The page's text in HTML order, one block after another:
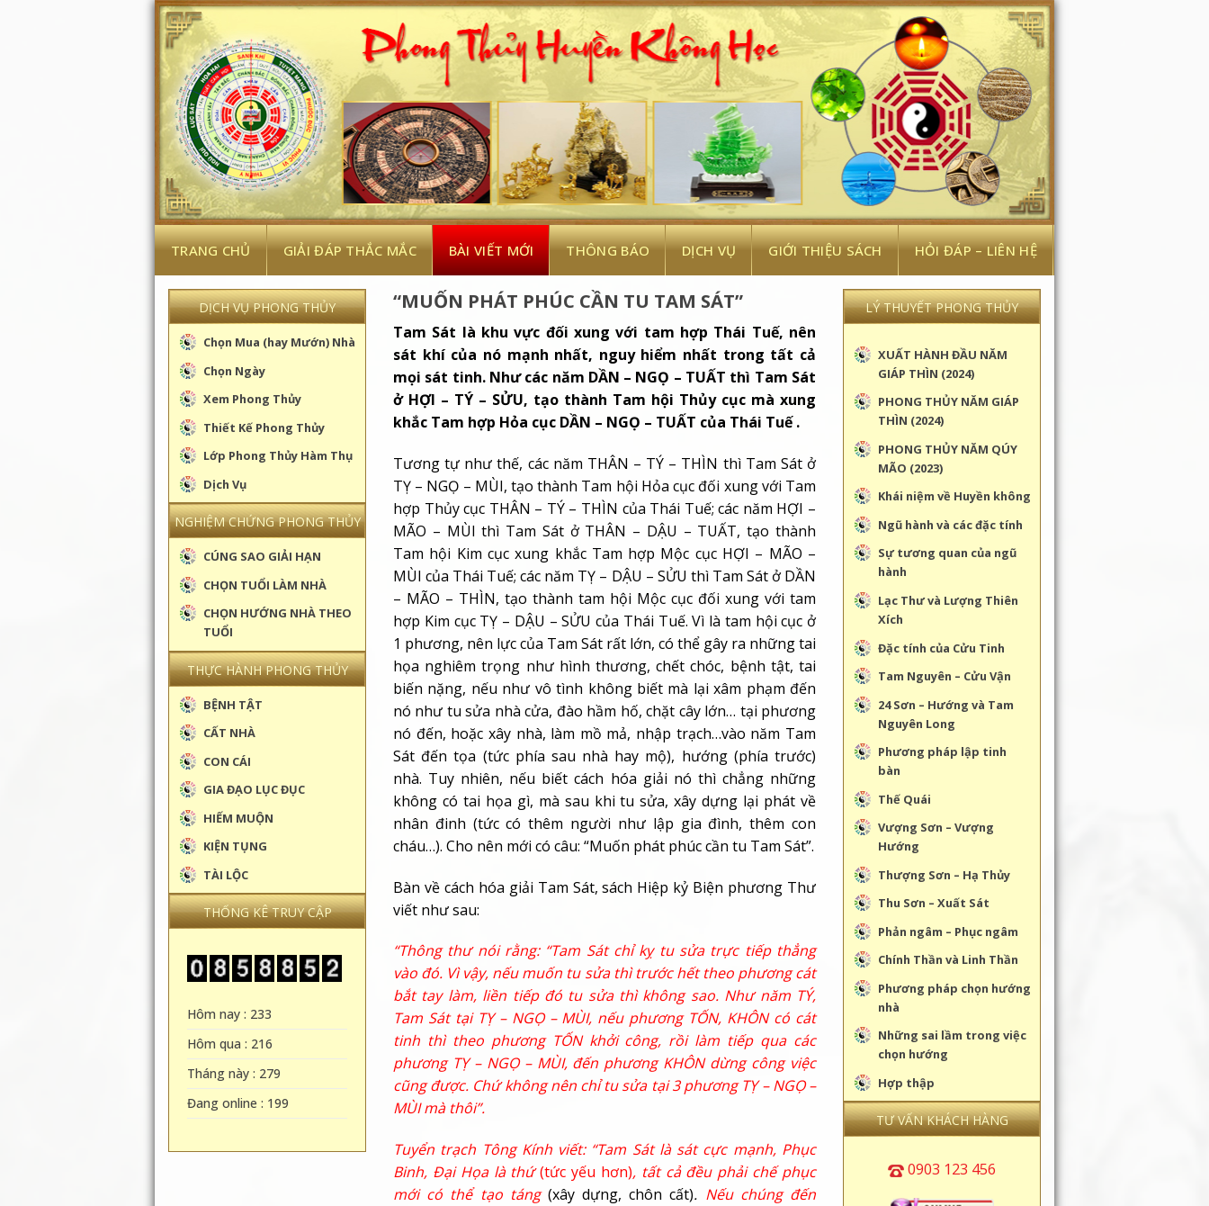
Skip
to
content
TRANG CHỦ GIẢI ĐÁP THẮC MẮC BÀI VIẾT MỚI THÔNG BÁO DỊCH VỤ GIỚI THIỆU SÁCH HỎI ĐÁP – LIÊN HỆ
DỊCH VỤ PHONG THỦY
Chọn Mua (hay Mướn) Nhà
Chọn Ngày
Xem Phong Thủy
Thiết Kế Phong Thủy
Lớp Phong Thủy Hàm Thụ
Dịch Vụ
NGHIỆM CHỨNG PHONG THỦY
CÚNG SAO GIẢI HẠN
CHỌN TUỔI LÀM NHÀ
CHỌN HƯỚNG NHÀ THEO
TUỔI
THỰC HÀNH PHONG THỦY
BỆNH TẬT
CẤT NHÀ
CON CÁI
GIA ĐẠO LỤC ĐỤC
HIẾM MUỘN
KIỆN TỤNG
TÀI LỘC
THỐNG KÊ TRUY CẬP
Hôm nay : 233
Hôm qua : 216
Tháng này : 279
Đang online : 199
“MUỐN PHÁT PHÚC CẦN TU TAM SÁT”
Tam Sát là khu vực đối xung với tam hợp Thái Tuế, nên
sát khí của nó mạnh nhất, nguy hiểm nhất trong tất cả
mọi sát tinh. Như các năm DẦN – NGỌ – TUẤT thì Tam Sát
ở HỢI – TÝ – SỬU, tạo thành Tam hội Thủy cục mà xung
khắc Tam hợp Hỏa cục DẦN – NGỌ – TUẤT của Thái Tuế .
Tương tự như thế, các năm THÂN – TÝ – THÌN thì Tam Sát ở
TỴ – NGỌ – MÙI, tạo thành Tam hội Hỏa cục đối xung với Tam
hợp Thủy cục THÂN – TÝ – THÌN của Thái Tuế; các năm HỢI –
MÃO – MÙI thì Tam Sát ở THÂN – DẬU – TUẤT, tạo thành
Tam hội Kim cục xung khắc Tam hợp Mộc cục HỢI – MÃO –
MÙI của Thái Tuế; các năm TỴ – DẬU – SỬU thì Tam Sát ở DẦN
– MÃO – THÌN, tạo thành tam hội Mộc cục đối xung với tam
hợp Kim cục TỴ – DẬU – SỬU của Thái Tuế. Vì là tam hội cục ở
1 phương, nên lực của Tam Sát rất lớn, có thể gây ra những tai
họa nghiêm trọng như hình thương, chết chóc, bệnh tật, tai
biến nặng, nếu như vô tình không biết mà lại xâm phạm đến
nó như tu sửa nhà cửa, đào hầm hố, chặt cây lớn… tại phương
nó đến, hoặc xây nhà, làm mồ mả, nhập trạch…vào năm Tam
Sát đến tọa (tức phía sau nhà hay mộ), hướng (phía trước)
nhà. Tuy nhiên, nếu biết cách hóa giải nó thì chẳng những
không có tai họa gì, mà sau khi tu sửa, xây dựng lại phát về
nhân đinh (tức có thêm người như lập gia đình, thêm con
cháu…). Cho nên mới có câu: “Muốn phát phúc cần tu Tam Sát”.
Bàn về cách hóa giải Tam Sát, sách Hiệp kỷ Biện phương Thư
viết như sau:
“Thông thư nói rằng: “Tam Sát chỉ kỵ tu sửa trực tiếp thẳng
vào đó. Vì vậy, nếu muốn tu sửa thì trước hết theo phương cát
bắt tay làm, liền tiếp đó tu sửa thì không sao. Như năm TÝ,
Tam Sát tại TỴ – NGỌ – MÙI, nếu phương TỐN, KHÔN có cát
tinh thì theo phương TỐN khởi công, rồi làm tiếp qua các
phương TỴ – NGỌ – MÙI, đến phương KHÔN dừng công việc
cũng được. Chứ không nên chỉ tu sửa tại 3 phương TỴ – NGỌ –
MÙI mà thôi”.
Tuyển trạch Tông Kính viết: “Tam Sát là sát cực mạnh, Phục
Binh, Đại Họa là thứ(tức yếu hơn), tất cả đều phải chế phục
mới có thể tạo táng (xây dựng, chôn cất). Nếu chúng đến
LÝ THUYẾT PHONG THỦY
XUẤT HÀNH ĐẦU NĂM
GIÁP THÌN (2024)
PHONG THỦY NĂM GIÁP
THÌN (2024)
PHONG THỦY NĂM QÚY
MÃO (2023)
Khái niệm về Huyền không
Ngũ hành và các đặc tính
Sự tương quan của ngũ
hành
Lạc Thư và Lượng Thiên
Xích
Đặc tính của Cửu Tinh
Tam Nguyên – Cửu Vận
24 Sơn – Hướng và Tam
Nguyên Long
Phương pháp lập tinh
bàn
Thế Quái
Vượng Sơn – Vượng
Hướng
Thượng Sơn – Hạ Thủy
Thu Sơn – Xuất Sát
Phản ngâm – Phục ngâm
Chính Thần và Linh Thần
Phương pháp chọn hướng
nhà
Những sai lầm trong việc
chọn hướng
Hợp thập
TƯ VẤN KHÁCH HÀNG
0903 123 456